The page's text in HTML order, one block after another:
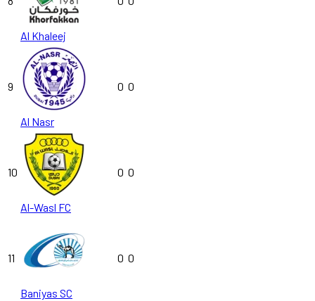
Al Khaleej
9
Al Nasr
0 0
10
Al-Wasl FC
0 0
11
Baniyas SC
0 0